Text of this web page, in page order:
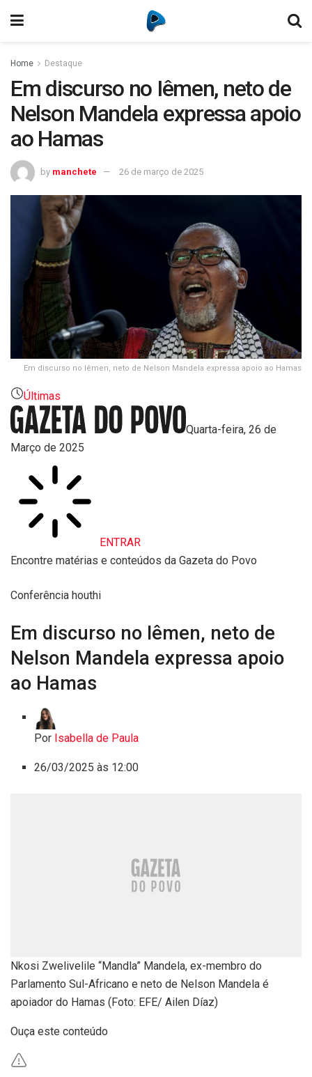
Home Destaque
Em discurso no Iêmen, neto de
Nelson Mandela expressa apoio
ao Hamas
by manchete 26 de março de 2025
Em discurso no Iêmen, neto de Nelson Mandela expressa apoio ao Hamas
Últimas
Quarta-feira, 26 de
Março de 2025
ENTRAR
Encontre matérias e conteúdos da Gazeta do Povo
Conferência houthi
Em discurso no Iêmen, neto de
Nelson Mandela expressa apoio
ao Hamas
Por Isabella de Paula
26/03/2025 às 12:00
Nkosi Zwelivelile “Mandla” Mandela, ex-membro do
Parlamento Sul-Africano e neto de Nelson Mandela é
apoiador do Hamas (Foto: EFE/ Ailen Díaz)
Ouça este conteúdo